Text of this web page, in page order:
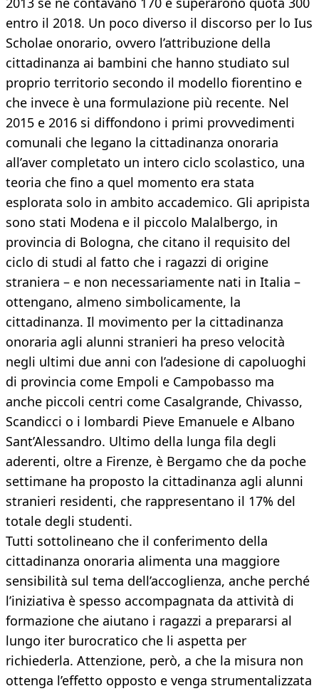
entro il 2018. Un poco diverso il discorso per lo Ius
Scholae onorario, ovvero l’attribuzione della
cittadinanza ai bambini che hanno studiato sul
proprio territorio secondo il modello fiorentino e
che invece è una formulazione più recente. Nel
2015 e 2016 si diffondono i primi provvedimenti
comunali che legano la cittadinanza onoraria
all’aver completato un intero ciclo scolastico, una
teoria che fino a quel momento era stata
esplorata solo in ambito accademico. Gli apripista
sono stati Modena e il piccolo Malalbergo, in
provincia di Bologna, che citano il requisito del
ciclo di studi al fatto che i ragazzi di origine
straniera – e non necessariamente nati in Italia –
ottengano, almeno simbolicamente, la
cittadinanza. Il movimento per la cittadinanza
onoraria agli alunni stranieri ha preso velocità
negli ultimi due anni con l’adesione di capoluoghi
di provincia come Empoli e Campobasso ma
anche piccoli centri come Casalgrande, Chivasso,
Scandicci o i lombardi Pieve Emanuele e Albano
Sant’Alessandro. Ultimo della lunga fila degli
aderenti, oltre a Firenze, è Bergamo che da poche
settimane ha proposto la cittadinanza agli alunni
stranieri residenti, che rappresentano il 17% del
totale degli studenti.
Tutti sottolineano che il conferimento della
cittadinanza onoraria alimenta una maggiore
sensibilità sul tema dell’accoglienza, anche perché
l’iniziativa è spesso accompagnata da attività di
formazione che aiutano i ragazzi a prepararsi al
lungo iter burocratico che li aspetta per
richiederla. Attenzione, però, a che la misura non
ottenga l’effetto opposto e venga strumentalizzata